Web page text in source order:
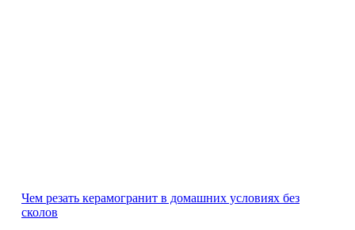
Чем резать керамогранит в домашних условиях без
сколов